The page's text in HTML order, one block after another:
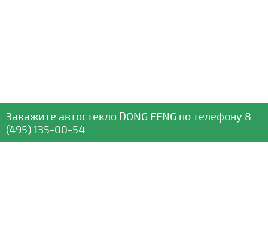
Закажите автостекло DONG FENG по телефону 8
(495) 135-00-54